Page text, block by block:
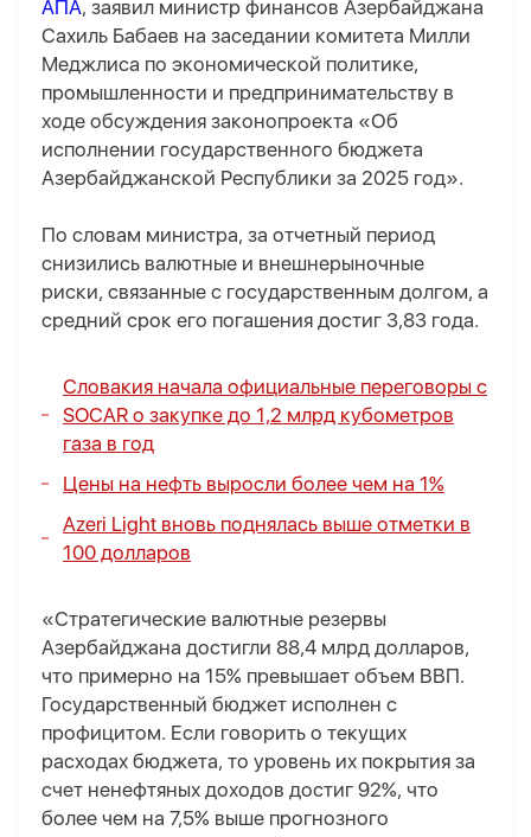
АПА, заявил министр финансов Азербайджана
Сахиль Бабаев на заседании комитета Милли
Меджлиса по экономической политике,
промышленности и предпринимательству в
ходе обсуждения законопроекта «Об
исполнении государственного бюджета
Азербайджанской Республики за 2025 год».
По словам министра, за отчетный период
снизились валютные и внешнерыночные
риски, связанные с государственным долгом, а
средний срок его погашения достиг 3,83 года.
Словакия начала официальные переговоры с
SOCAR о закупке до 1,2 млрд кубометров
газа в год
Цены на нефть выросли более чем на 1%
Azeri Light вновь поднялась выше отметки в
100 долларов
«Стратегические валютные резервы
Азербайджана достигли 88,4 млрд долларов,
что примерно на 15% превышает объем ВВП.
Государственный бюджет исполнен с
профицитом. Если говорить о текущих
расходах бюджета, то уровень их покрытия за
счет ненефтяных доходов достиг 92%, что
более чем на 7,5% выше прогнозного